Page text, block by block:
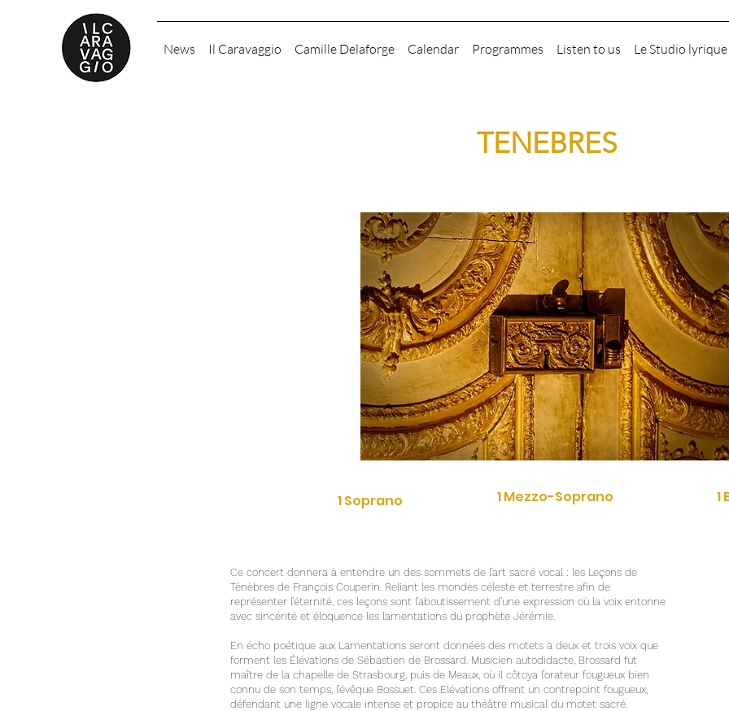
News Il Caravaggio Camille Delaforge Calendar Programmes Listen to us Le Studio lyrique
TENEBRES
1 Soprano 1 Mezzo-Soprano 1
Ce concert donnera à entendre un des sommets de l’art sacré vocal : les Leçons de
Ténèbres de François Couperin. Reliant les mondes céleste et terrestre afin de
représenter l’éternité, ces leçons sont l’aboutissement d’une expression où la voix entonne
avec sincérité et éloquence les lamentations du prophète Jérémie.
En écho poétique aux Lamentations seront données des motets à deux et trois voix que
forment les Élévations de Sébastien de Brossard. Musicien autodidacte, Brossard fut
maître de la chapelle de Strasbourg, puis de Meaux, où il côtoya l’orateur fougueux bien
connu de son temps, l’évêque Bossuet. Ces Elévations offrent un contrepoint fougueux,
défendant une ligne vocale intense et propice au théâtre musical du motet sacré.